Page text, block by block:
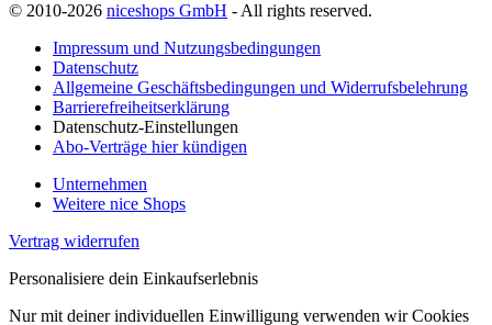
© 2010-2026 niceshops GmbH - All rights reserved.
Impressum und Nutzungsbedingungen
Datenschutz
Allgemeine Geschäftsbedingungen und Widerrufsbelehrung
Barrierefreiheitserklärung
Datenschutz-Einstellungen
Abo-Verträge hier kündigen
Unternehmen
Weitere nice Shops
Vertrag widerrufen
Personalisiere dein Einkaufserlebnis
Nur mit deiner individuellen Einwilligung verwenden wir Cookies